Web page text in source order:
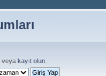
veya kayıt olun